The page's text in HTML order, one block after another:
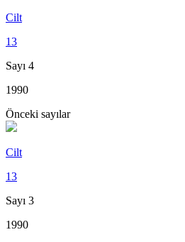
Cilt
13
Sayı 4
1990
Önceki sayılar
Cilt
13
Sayı 3
1990